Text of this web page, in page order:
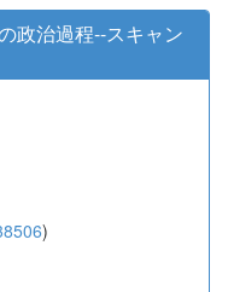
政治過程--スキャン
)